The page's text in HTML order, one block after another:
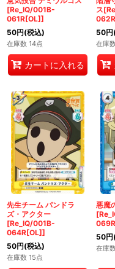
[Re_IQ/001B-
061R[OL]]
50円(税込)
在庫数 14点
カートに入れる
ス
50円
在庫
先生チーム パンドラ
ズ・アクター
[Re_IQ/001B-
064R[OL]]
50円(税込)
在庫数 15点
悪魔
50円
在庫